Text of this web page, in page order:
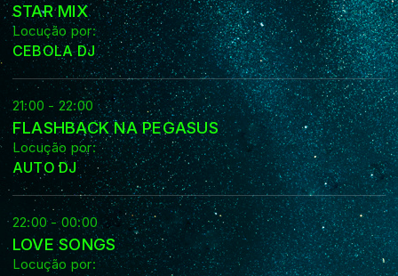
STAR MIX
Locução por:
CEBOLA DJ
21:00 - 22:00
FLASHBACK NA PEGASUS
Locução por:
AUTO DJ
22:00 - 00:00
LOVE SONGS
Locução por: